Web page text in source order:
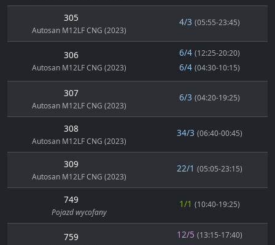
305
Autosan M12LF CNG (2023)
4/3 (05:55-23:45)
306
Autosan M12LF CNG (2023)
6/4 (12:25-20:20)
6/4 (04:30-10:15)
307
Autosan M12LF CNG (2023)
6/3 (04:20-19:25)
308
Autosan M12LF CNG (2023)
34/3 (06:40-00:45)
309
Autosan M12LF CNG (2023)
22/1 (05:05-23:15)
749
Pojazd wycofany
1/1 (10:40-19:25)
759 12/5 (13:15-17:40)